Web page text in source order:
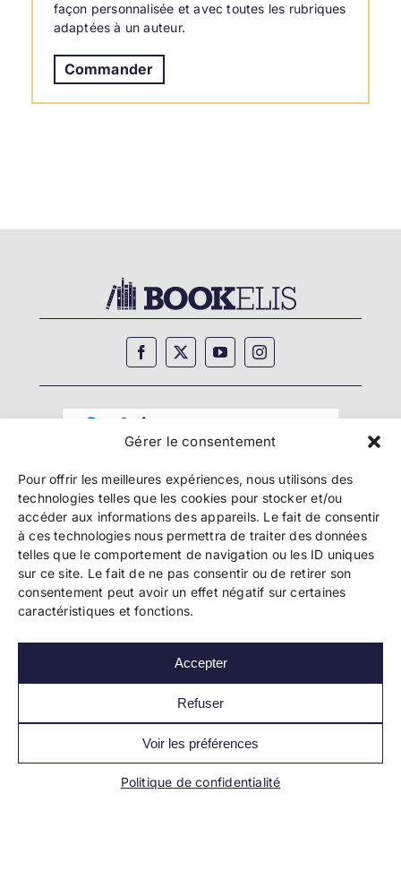
Gérer le consentement
Pour offrir les meilleures expériences, nous utilisons des
technologies telles que les cookies pour stocker et/ou
accéder aux informations des appareils. Le fait de consentir
à ces technologies nous permettra de traiter des données
telles que le comportement de navigation ou les ID uniques
sur ce site. Le fait de ne pas consentir ou de retirer son
consentement peut avoir un effet négatif sur certaines
caractéristiques et fonctions.
Accepter
Refuser
Voir les préférences
Politique de confidentialité
façon personnalisée et avec toutes les rubriques
adaptées à un auteur.
Commander
Copyright 2024 Bookelis –CGU–CGS–CGPPA–
Mentions légales–Politique de confidentialité–
Paiement et sécurité
Les liens essentiels